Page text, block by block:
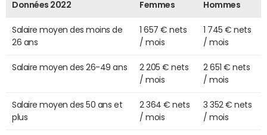
Données 2022 Femmes Hommes
Salaire moyen des moins de
26 ans
1 657 € nets
/ mois
1 745 € nets
/ mois
Salaire moyen des 26-49 ans
2 205 € nets
/ mois
2 651 € nets
/ mois
Salaire moyen des 50 ans et
plus
2 364 € nets
/ mois
3 352 € nets
/ mois